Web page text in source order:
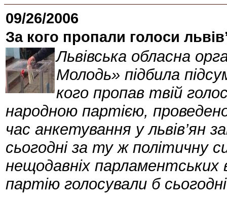
09/26/2006
За кого пропали голоси
Львівська обласна
Молодь» підбила
кого пропав твій
народною партією,
час анкетування у львів’ян
сьогодні за ту ж політичну
нещодавніх парламентських
партію голосували б